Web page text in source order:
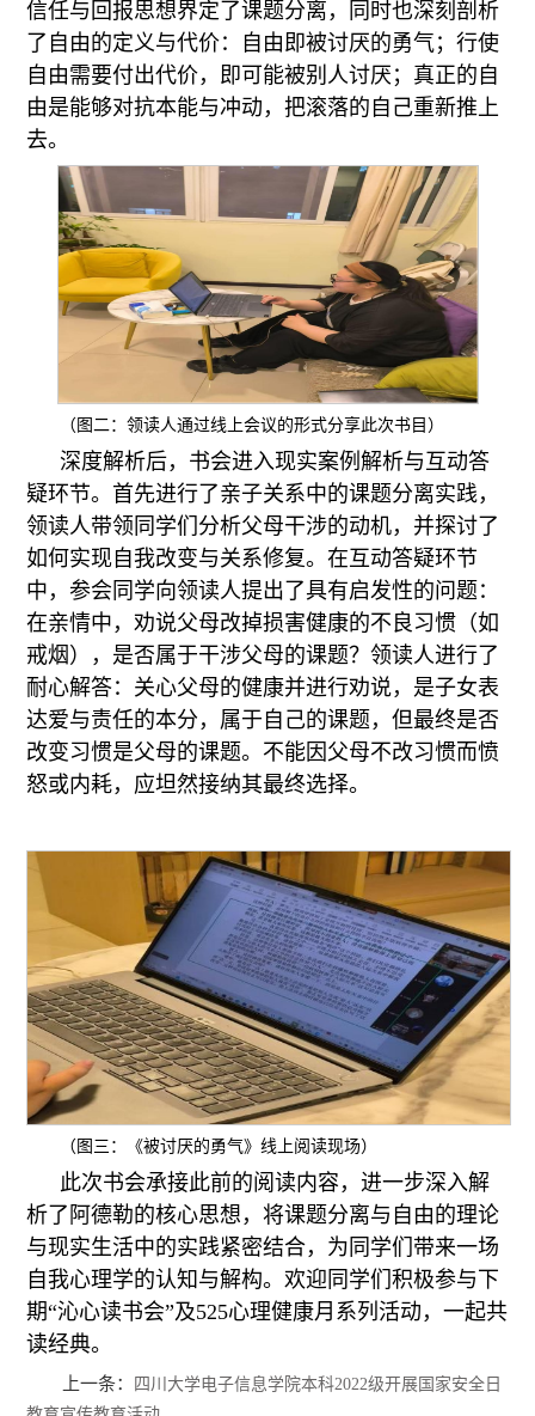
信任与回报思想界定了课题分离，同时也深刻剖析
了自由的定义与代价：自由即被讨厌的勇气；行使
自由需要付出代价，即可能被别人讨厌；真正的自
由是能够对抗本能与冲动，把滚落的自己重新推上
去。
（图二：领读人通过线上会议的形式分享此次书目）
深度解析后，书会进入现实案例解析与互动答
疑环节。首先进行了亲子关系中的课题分离实践，
领读人带领同学们分析父母干涉的动机，并探讨了
如何实现自我改变与关系修复。在互动答疑环节
中，参会同学向领读人提出了具有启发性的问题：
在亲情中，劝说父母改掉损害健康的不良习惯（如
戒烟），是否属于干涉父母的课题？领读人进行了
耐心解答：关心父母的健康并进行劝说，是子女表
达爱与责任的本分，属于自己的课题，但最终是否
改变习惯是父母的课题。不能因父母不改习惯而愤
怒或内耗，应坦然接纳其最终选择。
（图三：《被讨厌的勇气》线上阅读现场）
此次书会承接此前的阅读内容，进一步深入解
析了阿德勒的核心思想，将课题分离与自由的理论
与现实生活中的实践紧密结合，为同学们带来一场
自我心理学的认知与解构。欢迎同学们积极参与下
期“沁心读书会”及525心理健康月系列活动，一起共
读经典。
上一条：
四川大学电子信息学院本科2022级开展国家安全日